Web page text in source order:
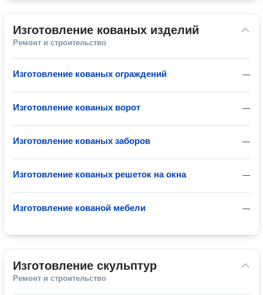
Изготовление кованых изделий
Ремонт и строительство
—
Изготовление кованых ограждений
—
Изготовление кованых ворот
—
Изготовление кованых заборов
—
Изготовление кованых решеток на окна
—
Изготовление кованой мебели
Изготовление скульптур
Ремонт и строительство